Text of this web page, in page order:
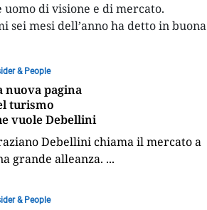
di visione e di mercato.
sei mesi dell’anno ha detto in buona
& People
nuova pagina
turismo
vuole Debellini
Debellini chiama il mercato a
grande alleanza. ...
& People